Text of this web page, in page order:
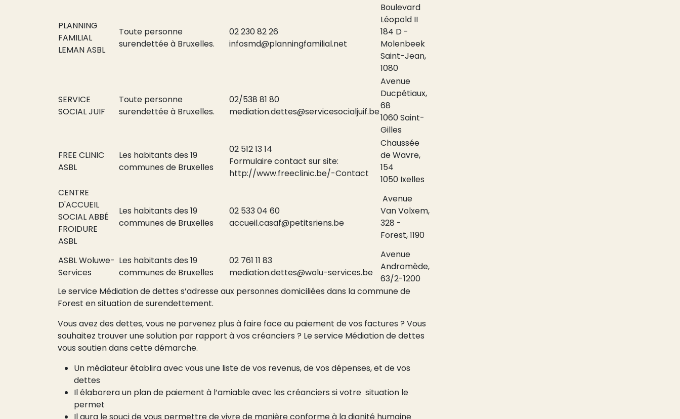
PLANNING
FAMILIAL
LEMAN ASBL
Toute personne
surendettée à Bruxelles.
02 230 82 26
infosmd@planningfamilial.net
Boulevard
Léopold II
184 D -
Molenbeek
Saint-Jean,
1080
SERVICE
SOCIAL JUIF
Toute personne
surendettée à Bruxelles.
02/538 81 80
mediation.dettes@servicesocialjuif.be
Avenue
Ducpétiaux,
68
1060 Saint-
Gilles
FREE CLINIC
ASBL
Les habitants des 19
communes de Bruxelles
02 512 13 14
Formulaire contact sur site:
http://www.freeclinic.be/-Contact
Chaussée
de Wavre,
154
1050 Ixelles
CENTRE
D'ACCUEIL
SOCIAL ABBÉ
FROIDURE
ASBL
Les habitants des 19
communes de Bruxelles
02 533 04 60
accueil.casaf@petitsriens.be
Avenue
Van Volxem,
328 -
Forest, 1190
ASBL Woluwe-
Services
Les habitants des 19
communes de Bruxelles
02 761 11 83
mediation.dettes@wolu-services.be
Avenue
Andromède,
63/2-1200
Le service Médiation de dettes s’adresse aux personnes domiciliées dans la commune de
Forest en situation de surendettement.
Vous avez des dettes, vous ne parvenez plus à faire face au paiement de vos factures ? Vous
souhaitez trouver une solution par rapport à vos créanciers ? Le service Médiation de dettes
vous soutien dans cette démarche.
Un médiateur établira avec vous une liste de vos revenus, de vos dépenses, et de vos
dettes
Il élaborera un plan de paiement à l’amiable avec les créanciers si votre situation le
permet